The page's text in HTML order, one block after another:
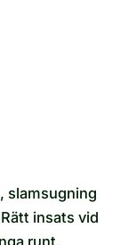
slamsugning
insats vid
runt.